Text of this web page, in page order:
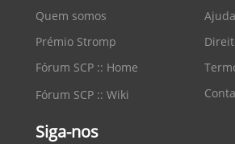
Quem somos
Prémio Stromp
Fórum SCP :: Home
Fórum SCP :: Wiki
Ajuda
Siga-nos